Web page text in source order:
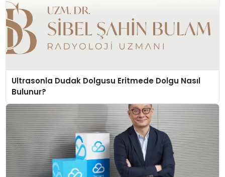
Ultrasonla Dudak Dolgusu Eritmede Dolgu Nasıl
Bulunur?